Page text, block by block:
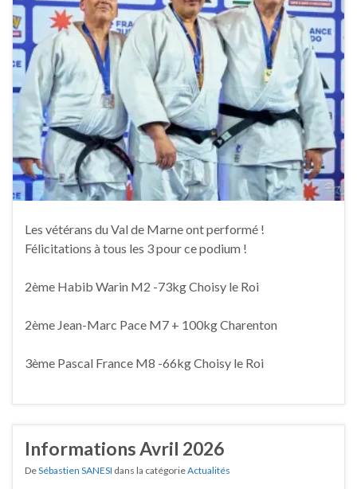
Les vétérans du Val de Marne ont performé !
Félicitations à tous les 3 pour ce podium !
2ème Habib Warin M2 -73kg Choisy le Roi
2ème Jean-Marc Pace M7 + 100kg Charenton
3ème Pascal France M8 -66kg Choisy le Roi
Informations Avril 2026
DeSébastien SANESI dans la catégorieActualités